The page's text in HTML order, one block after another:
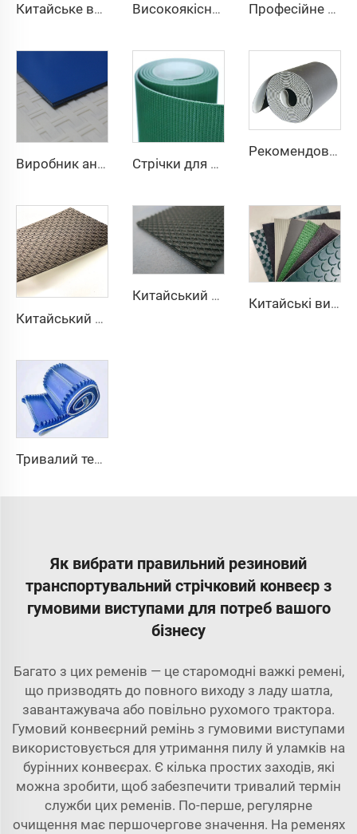
Китайське виробництво, конкурентна ціна, стрічка конвеєра з ПВХ Високоякісна чорна антистатична тканина ПВХ 2 мм для конвеєрної стрічки, безпосередньо з фабрики для транспортування в логістиці Професійне виробництво ПВХ конвеєрів для логістики, що забезпечують ефективне сортування та розподіл у сфері ресторанного бізнесу
Виробник антистатичних та антипригарних конвеєрних стрічок для хлібопекарських та цукрових кав'ярень Стрічки для бігових доріжок за ціною виробника Shunnai, 1,6 мм, чорна стрічка для бігової доріжки, ПВХ, стрічка для ходьби
Рекомендовано виробником, каса в супермаркеті з транспортерною стрічкою, високошвидкісна стабільна стрічка, PU-стрічка
Китайський промисловий полірувальний верстат з ПВХ стрічкою з алмазним покриттям
Китайський постачальник, гладкий, малошумний ПВХ-ремінь для бігової доріжки, гумовий, стабільний, протикусковий конвеєрний ремінь Китайські виробники, заводське виготовлення, pu pvc pvk передавальний поліестерний транспортерний ремінь
Тривалий термін служби, економічно вигідна китайська якість, 3,1 мм конвеєрна стрічка у рулоні, ПВХ 3,5 мм, біла харчова безкінцева конвеєрна стрічка
Як вибрати правильний резиновий
транспортувальний стрічковий конвеєр з
гумовими виступами для потреб вашого
бізнесу
Багато з цих ременів — це старомодні важкі ремені,
що призводять до повного виходу з ладу шатла,
завантажувача або повільно рухомого трактора.
Гумовий конвеєрний ремінь з гумовими виступами
використовується для утримання пилу й уламків на
бурінних конвеєрах. Є кілька простих заходів, які
можна зробити, щоб забезпечити тривалий термін
служби цих ременів. По-перше, регулярне
очищення має першочергове значення. На ременях